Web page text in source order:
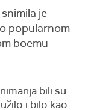
je
popularnom
boemu
bili su
i bilo kao